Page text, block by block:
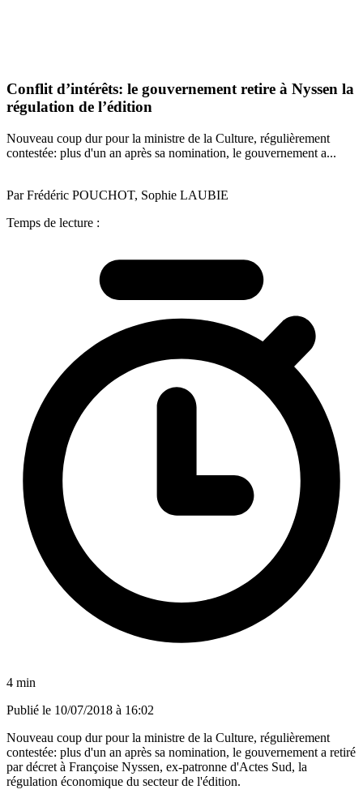
Conflit d’intérêts: le gouvernement retire à Nyssen la
régulation de l’édition
Nouveau coup dur pour la ministre de la Culture, régulièrement
contestée: plus d'un an après sa nomination, le gouvernement a...
Par Frédéric POUCHOT, Sophie LAUBIE
Temps de lecture :
4 min
Publié le 10/07/2018 à 16:02
Nouveau coup dur pour la ministre de la Culture, régulièrement
contestée: plus d'un an après sa nomination, le gouvernement a retiré
par décret à Françoise Nyssen, ex-patronne d'Actes Sud, la
régulation économique du secteur de l'édition.